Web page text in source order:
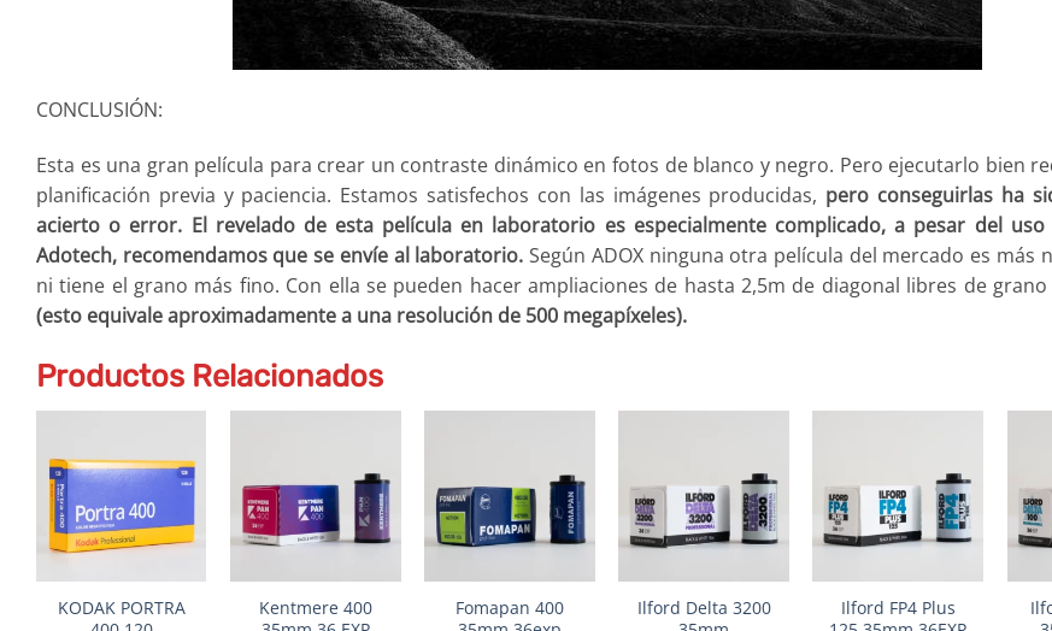
CONCLUSIÓN:
Esta es una gran película para crear un contraste dinámico en fotos de blanco y negro. Pero ejecutarlo bien
planificación previa y paciencia. Estamos satisfechos con las imágenes producidas, pero conseguirlas ha
acierto o error. El revelado de esta película en laboratorio es especialmente complicado, a pesar del
Adotech, recomendamos que se envíe al laboratorio. Según ADOX ninguna otra película del mercado es más
ni tiene el grano más fino. Con ella se pueden hacer ampliaciones de hasta 2,5m de diagonal libres de
(esto equivale aproximadamente a una resolución de 500 megapíxeles).
Productos Relacionados
+
KODAK PORTRA
Kentmere 400
Fomapan 400
Ilford Delta 3200
Ilford FP4 Plus